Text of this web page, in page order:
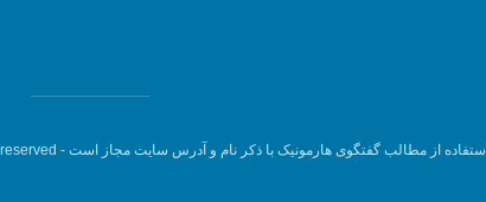
استفاده از مطالب گفتگوی هارمونیک با ذکر نام و آدرس سایت مجاز است -